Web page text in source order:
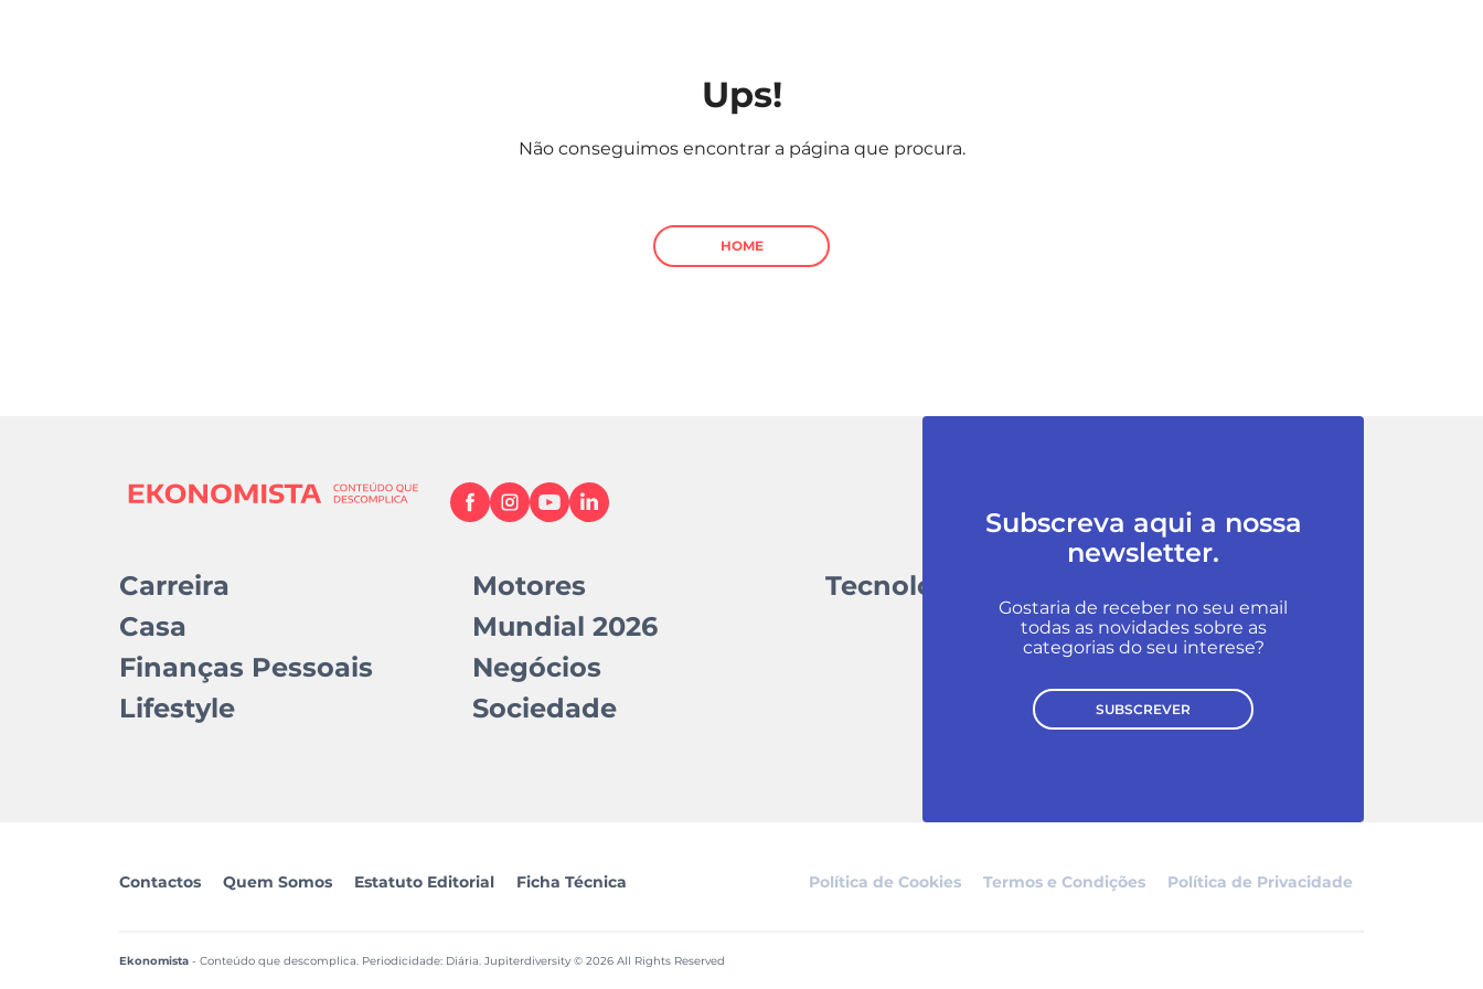
Ups!
Não conseguimos encontrar a página que procura.
HOME
Carreira
Casa
Finanças Pessoais
Lifestyle
Motores
Mundial 2026
Negócios
Sociedade
Tecnologia
Subscreva aqui a nossa
newsletter.
Gostaria de receber no seu email
todas as novidades sobre as
categorias do seu interese?
SUBSCREVER
Contactos Quem Somos Estatuto Editorial Ficha Técnica Política de Cookies Termos e Condições Política de Privacidade
Ekonomista - Conteúdo que descomplica. Periodicidade: Diária. Jupiterdiversity © 2026 All Rights Reserved